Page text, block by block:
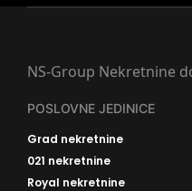
NS-Group Nekretnine
POSLOVNE JEDINICE
Grad nekretnine
021 nekretnine
Royal nekretnine